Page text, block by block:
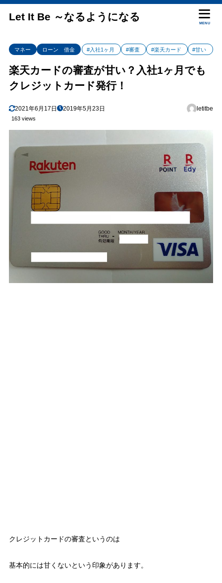
Let It Be ～なるようになる
MENU
マネー ローン 借金 #入社1ヶ月 #審査 #楽天カード #甘い
楽天カードの審査が甘い？入社1ヶ月でも
クレジットカード発行！
2021年6月17日 2019年5月23日 letitbe
163 views
クレジットカードの審査というのは
基本的には甘くないという印象があります。